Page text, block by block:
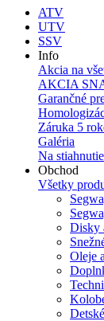
ATV
UTV
SSV
Info
Akcia na
AKCIA
Garančné
Záruka 5
Galéria
Na stiahnutie
Obchod
Všetky
Disky
Oleje